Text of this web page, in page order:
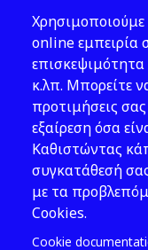
online εμπειρία
κ.λπ. Μπορείτε
προτιμήσεις
εξαίρεση όσα
Καθιστώντας
συγκατάθεσή
με τα
Cookies.
Cookie